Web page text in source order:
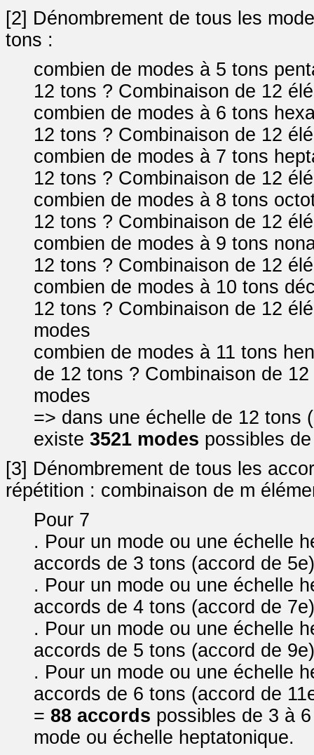
[2] Dénombrement de tous les
tons :
combien de modes à 5 tons
12 tons ? Combinaison de 12
combien de modes à 6 tons
12 tons ? Combinaison de 12
combien de modes à 7 tons
12 tons ? Combinaison de 12
combien de modes à 8 tons
12 tons ? Combinaison de 12
combien de modes à 9 tons
12 tons ? Combinaison de 12
combien de modes à 10 tons
12 tons ? Combinaison de 12
modes
combien de modes à 11 tons
de 12 tons ? Combinaison de
modes
=> dans une échelle de 12 tons
existe 3521 modes possibles
[3] Dénombrement de tous les
répétition : combinaison de m
Pour 7
. Pour un mode ou une échelle
accords de 3 tons (accord de 5e)
. Pour un mode ou une échelle
accords de 4 tons (accord de 7e)
. Pour un mode ou une échelle
accords de 5 tons (accord de 9e)
. Pour un mode ou une échelle
accords de 6 tons (accord de
= 88 accords possibles de 3 à
mode ou échelle heptatonique.